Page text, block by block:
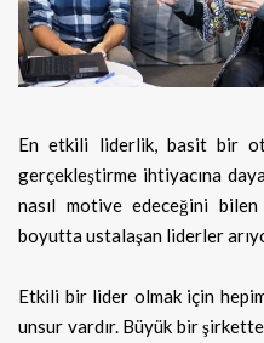
En etkili liderlik, basit bir
gerçekleştirme ihtiyacına
nasıl motive edeceğini
boyutta ustalaşan liderler
Etkili bir lider olmak için
unsur vardır. Büyük bir